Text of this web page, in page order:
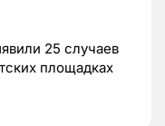
25 случаев
площадках